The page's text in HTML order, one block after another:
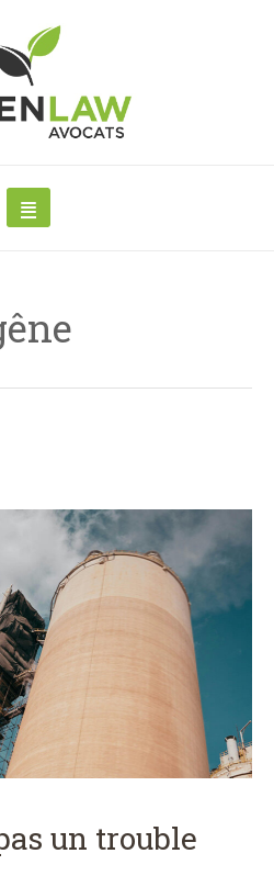
un trouble